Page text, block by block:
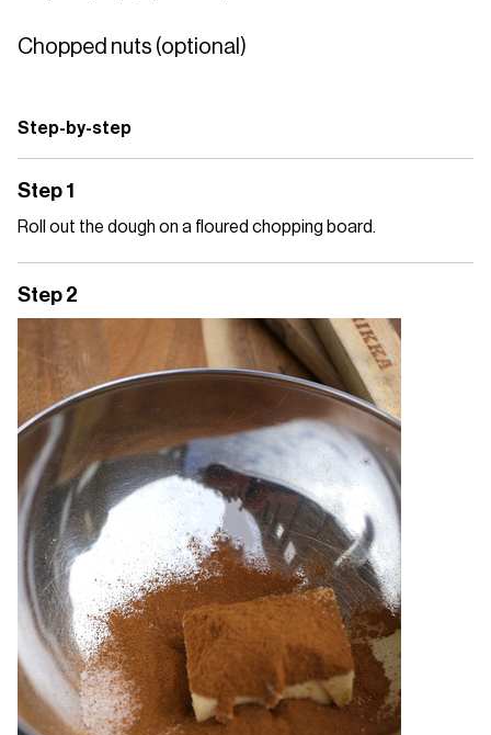
Chopped nuts (optional)
Step-by-step
Step 1
Roll out the dough on a floured chopping board.
Step 2